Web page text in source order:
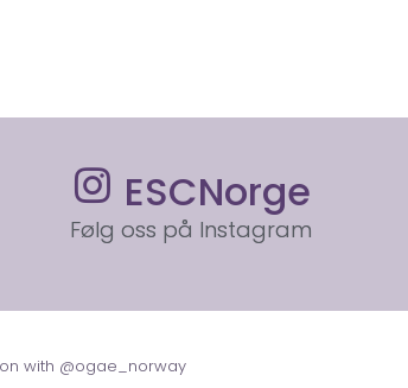
ESCNorge
Følg oss på Instagram
with @ogae_norway